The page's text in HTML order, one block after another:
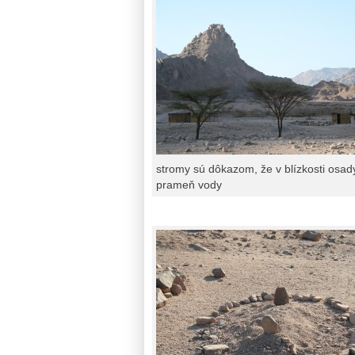
stromy sú dôkazom, že v blízkosti
prameň vody